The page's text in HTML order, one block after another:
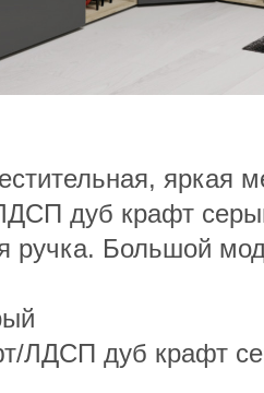
яркая
дуб крафт
ручка. Большой
ЛДСП дуб крафт